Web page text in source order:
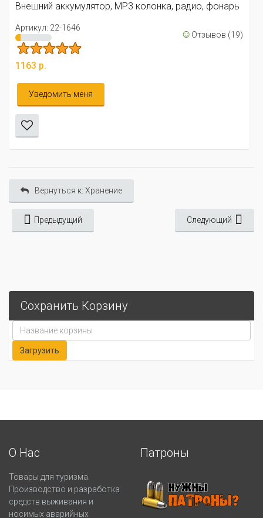
Внешний аккумулятор, MP3 колонка, радио, фонарь
Артикул: 22-1646 ☺ Отзывов (19)
1163 р.
Уведомить меня
Вернуться к: Хранение
Предыдущий Следующий
Сохранить Корзину
О Нас
Товары для туризма.
Производство и разработка
средств выживания и
носимых аварийных
Патроны